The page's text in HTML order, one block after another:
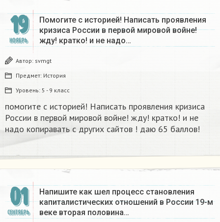
19
НОЯБРЬ
Помогите с историей! Написать проявления
кризиса России в первой мировой войне!
жду! кратко! и не надо…
Автор: svmgt
Предмет: История
Уровень: 5 - 9 класс
помогите с историей! Написать проявления кризиса
России в первой мировой войне! жду! кратко! и не
надо копиравать с других сайтов ! даю 65 баллов!
01
СЕНТЯБРЬ
Напишите как шел процесс становления
капиталистических отношений в России 19-м
веке вторая половина…